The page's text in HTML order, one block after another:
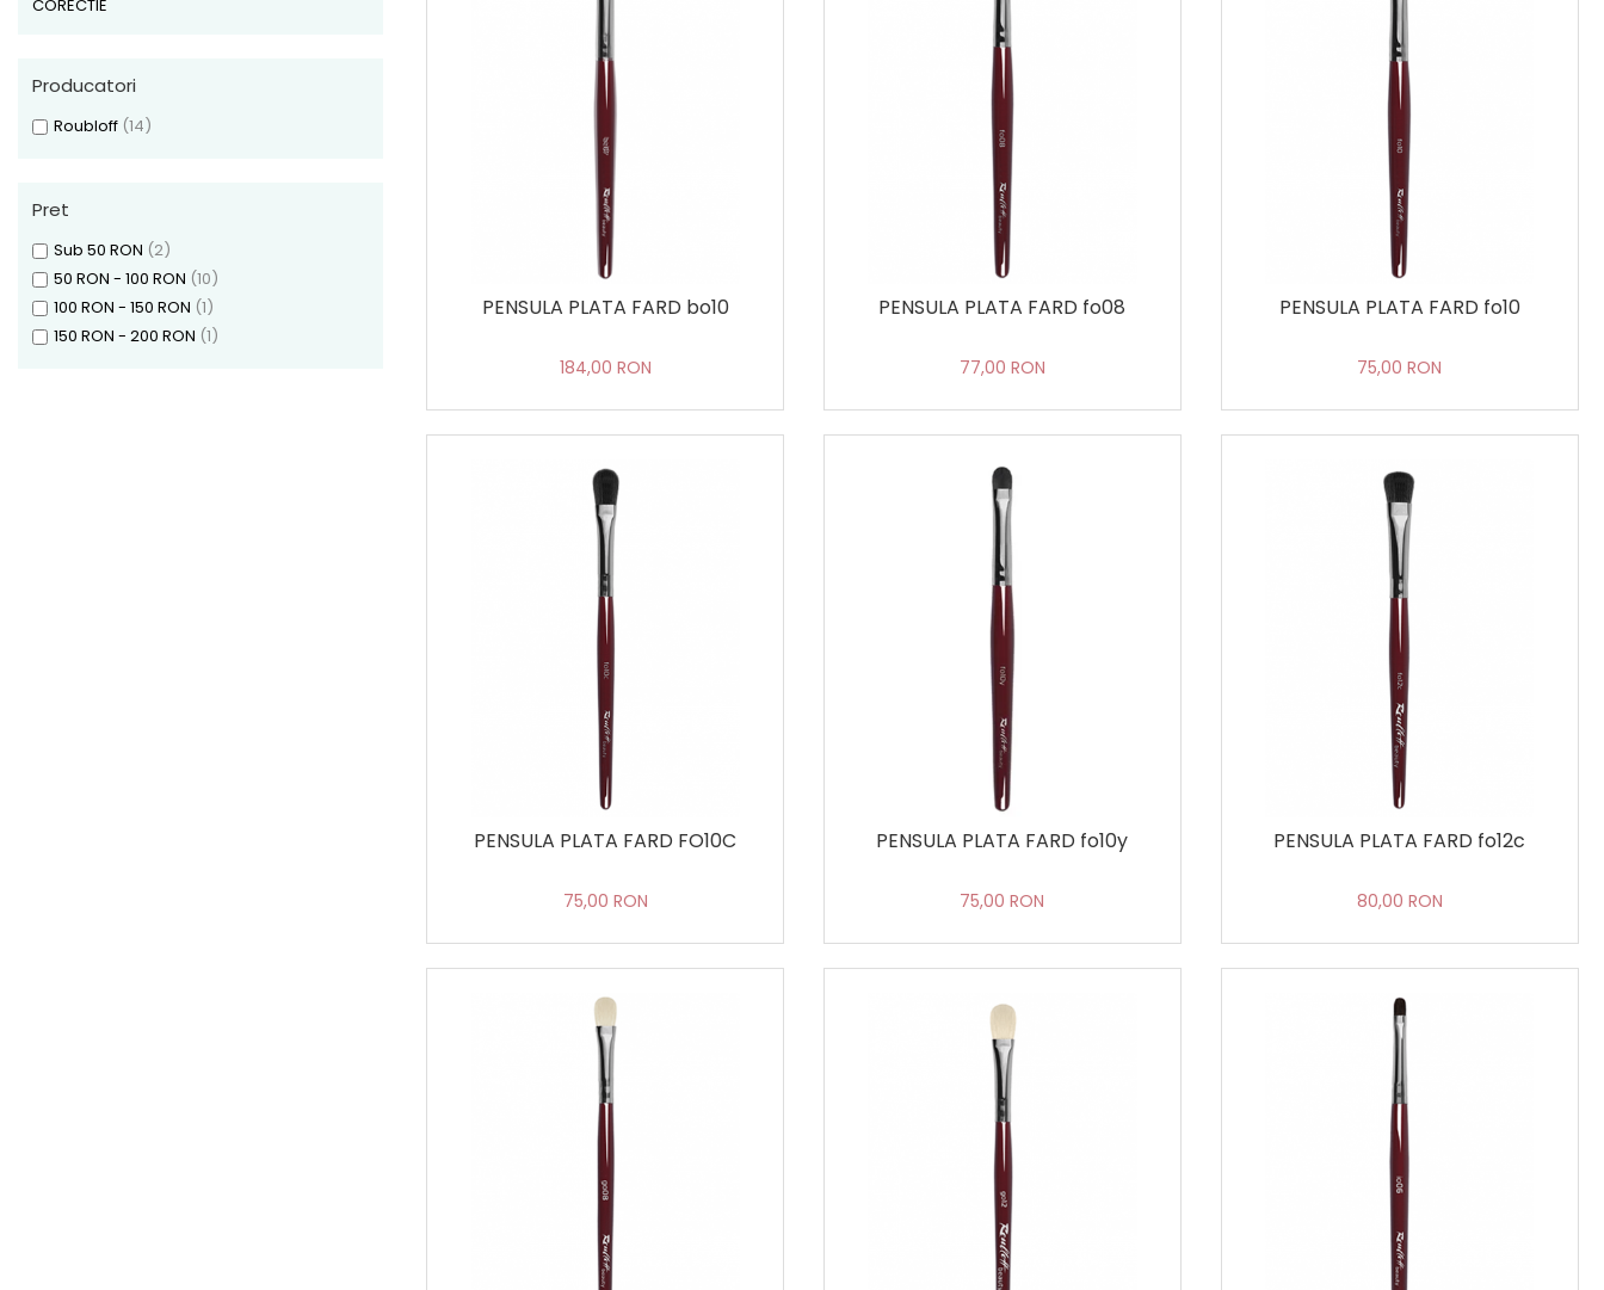
CONTOURING
APLICARE TEXTURI CREMOASE
APLICARE FARD
APLICARE PUDRA
APLICARE ILUMINATOR
APLICARE TEXTURI CREMOASE
APLICARE EYELINER
CORECTIE
Producatori
Roubloff (14)
Pret
Sub 50 RON (2)
50 RON - 100 RON (10)
100 RON - 150 RON (1)
150 RON - 200 RON (1)
PENSULA PLATA FARD bo10
184,00 RON
PENSULA PLATA FARD fo08
77,00 RON
PENSULA PLATA FARD fo10
75,00 RON
PENSULA PLATA FARD FO10C
75,00 RON
PENSULA PLATA FARD fo10y
75,00 RON
PENSULA PLATA FARD fo12c
80,00 RON